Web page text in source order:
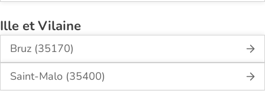
Ille et Vilaine
Bruz (35170)
Saint-Malo (35400)